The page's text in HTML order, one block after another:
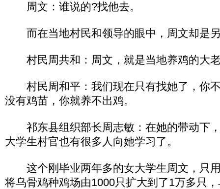
周文：谁说的?找他去。
而在当地村民和领导的眼中，周文却是
村民周共和：周文，就是当地养鸡的大
村民周和平：我们现在只有找她了，你
没有鸡苗，你就养不出鸡。
祁东县组织部长周志敏：在她的带动下
大学生村官也有很多人向她学习了。
这个刚毕业两年多的女大学生周文，只
将乌骨鸡种鸡场由1000只扩大到了1万多只